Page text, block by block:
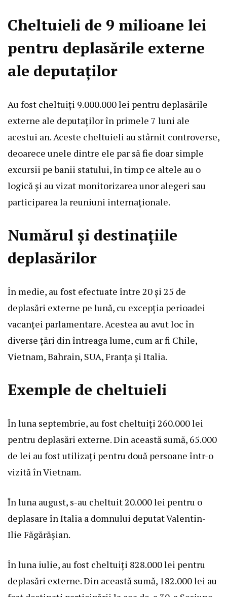
Cheltuieli de 9 milioane lei
pentru deplasările externe
ale deputaților
Au fost cheltuiți 9.000.000 lei pentru deplasările
externe ale deputaților în primele 7 luni ale
acestui an. Aceste cheltuieli au stârnit controverse,
deoarece unele dintre ele par să fie doar simple
excursii pe banii statului, în timp ce altele au o
logică și au vizat monitorizarea unor alegeri sau
participarea la reuniuni internaționale.
Numărul și destinațiile
deplasărilor
În medie, au fost efectuate între 20 și 25 de
deplasări externe pe lună, cu excepția perioadei
vacanței parlamentare. Acestea au avut loc în
diverse țări din întreaga lume, cum ar fi Chile,
Vietnam, Bahrain, SUA, Franța și Italia.
Exemple de cheltuieli
În luna septembrie, au fost cheltuiți 260.000 lei
pentru deplasări externe. Din această sumă, 65.000
de lei au fost utilizați pentru două persoane într-o
vizită în Vietnam.
În luna august, s-au cheltuit 20.000 lei pentru o
deplasare în Italia a domnului deputat Valentin-
Ilie Făgărăşian.
În luna iulie, au fost cheltuiți 828.000 lei pentru
deplasări externe. Din această sumă, 182.000 lei au